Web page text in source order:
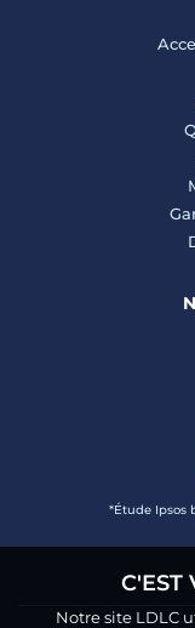
*Étude Ipsos
C'EST
Notre site LDLC